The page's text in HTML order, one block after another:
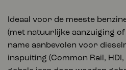
Ideaal voor de meeste
(met natuurlijke aanzuiging
name aanbevolen voor
inspuiting (Common Rail, HDI,